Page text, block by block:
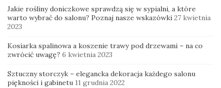
Jakie rośliny doniczkowe sprawdzą się w sypialni, a które
warto wybrać do salonu? Poznaj nasze wskazówki 27 kwietnia
2023
Kosiarka spalinowa a koszenie trawy pod drzewami – na co
zwrócić uwagę? 6 kwietnia 2023
Sztuczny storczyk – elegancka dekoracja każdego salonu
piękności i gabinetu 11 grudnia 2022